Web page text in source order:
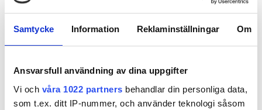
Samtycke Information Reklaminställningar Om
Ansvarsfull användning av dina uppgifter
Vi och våra 1022 partners behandlar din personliga data,
som t.ex. ditt IP-nummer, och använder teknologi såsom
En unik spelupplevelse på en tourpreparerad
Värde: 15 000 kronor.